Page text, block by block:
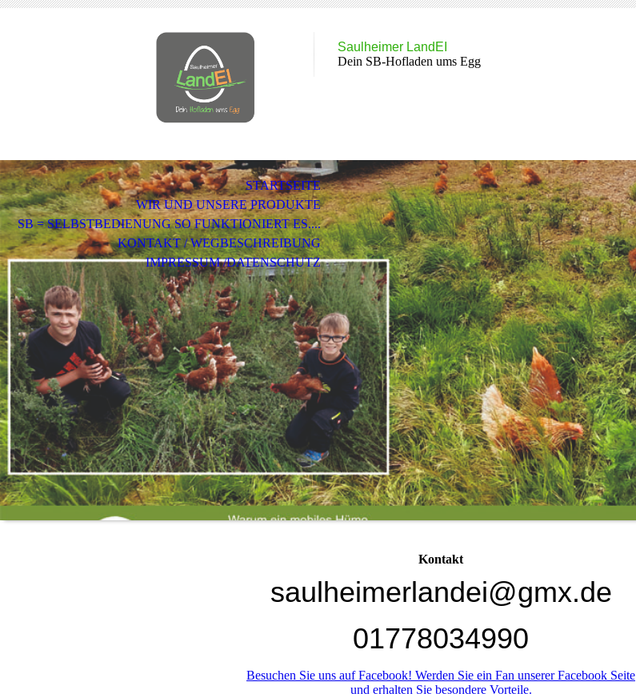
Saulheimer LandEI
Dein SB-Hofladen ums Egg
STARTSEITE
WIR UND UNSERE PRODUKTE
SB = SELBSTBEDIENUNG SO FUNKTIONIERT ES....
KONTAKT / WEGBESCHREIBUNG
IMPRESSUM /DATENSCHUTZ
Kontakt
saulheimerlandei@gmx.de
01778034990
Besuchen Sie uns auf Facebook! Werden Sie ein Fan unserer Facebook Seite
und erhalten Sie besondere Vorteile.